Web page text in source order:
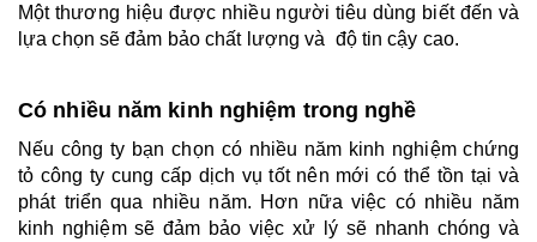
Một thương hiệu được nhiều người tiêu dùng biết đến và
lựa chọn sẽ đảm bảo chất lượng và  độ tin cậy cao.
Có nhiều năm kinh nghiệm trong nghề
Nếu công ty bạn chọn có nhiều năm kinh nghiệm chứng
tỏ công ty cung cấp dịch vụ tốt nên mới có thể tồn tại và
phát triển qua nhiều năm. Hơn nữa việc có nhiều năm
kinh nghiệm sẽ đảm bảo việc xử lý sẽ nhanh chóng và